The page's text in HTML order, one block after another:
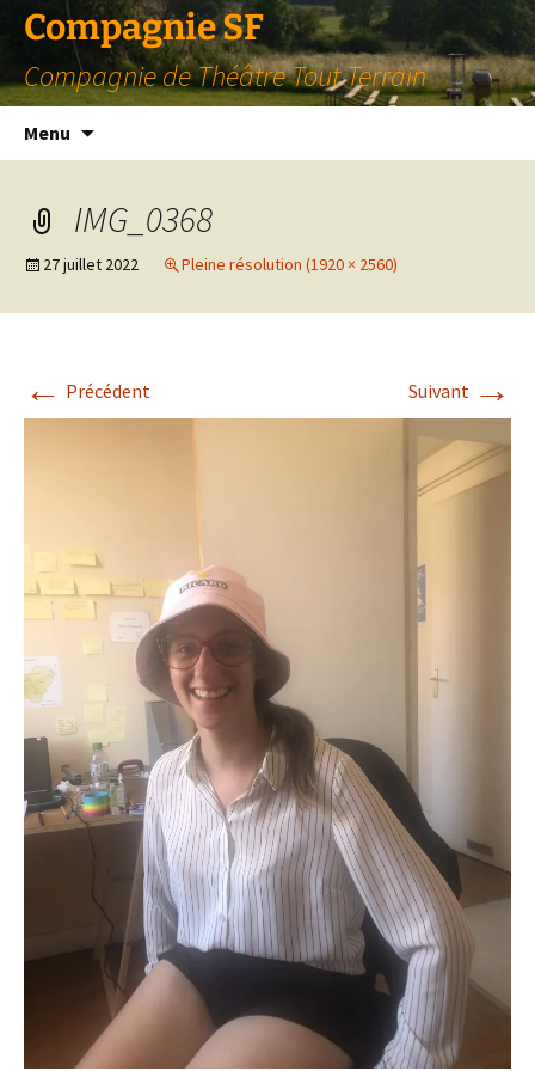
Compagnie SF
Compagnie de Théâtre Tout Terrain
Menu
IMG_0368
27 juillet 2022 Pleine résolution (1920 × 2560)
← Précédent Suivant →